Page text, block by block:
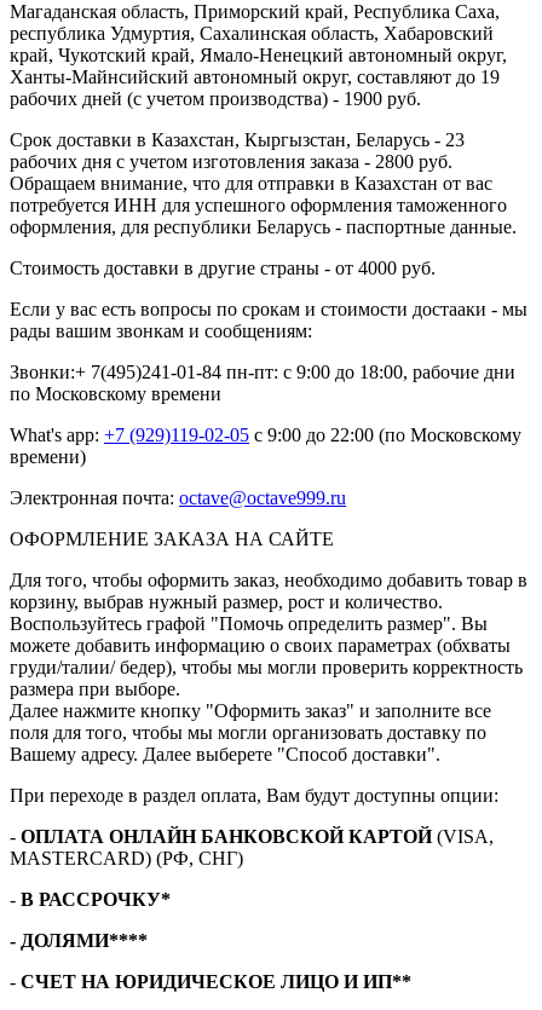
Магаданская область, Приморский край, Республика Саха,
республика Удмуртия, Сахалинская область, Хабаровский
край, Чукотский край, Ямало-Ненецкий автономный округ,
Ханты-Майнсийский автономный округ, составляют до 19
рабочих дней (с учетом производства) - 1900 руб.
Срок доставки в Казахстан, Кыргызстан, Беларусь - 23
рабочих дня с учетом изготовления заказа - 2800 руб.
Обращаем внимание, что для отправки в Казахстан от вас
потребуется ИНН для успешного оформления таможенного
оформления, для республики Беларусь - паспортные данные.
Стоимость доставки в другие страны - от 4000 руб.
Если у вас есть вопросы по срокам и стоимости достааки - мы
рады вашим звонкам и сообщениям:
Звонки:+ 7(495)241-01-84 пн-пт: с 9:00 до 18:00, рабочие дни
по Московскому времени
What's app: +7 (929)119-02-05 с 9:00 до 22:00 (по Московскому
времени)
Электронная почта: octave@octave999.ru
ОФОРМЛЕНИЕ ЗАКАЗА НА САЙТЕ
Для того, чтобы оформить заказ, необходимо добавить товар в
корзину, выбрав нужный размер, рост и количество.
Воспользуйтесь графой "Помочь определить размер". Вы
можете добавить информацию о своих параметрах (обхваты
груди/талии/ бедер), чтобы мы могли проверить корректность
размера при выборе.
Далее нажмите кнопку "Оформить заказ" и заполните все
поля для того, чтобы мы могли организовать доставку по
Вашему адресу. Далее выберете "Способ доставки".
При переходе в раздел оплата, Вам будут доступны опции:
- ОПЛАТА ОНЛАЙН БАНКОВСКОЙ КАРТОЙ(VISA,
MASTERCARD) (РФ, СНГ)
- В РАССРОЧКУ*
- ДОЛЯМИ****
- СЧЕТ НА ЮРИДИЧЕСКОЕ ЛИЦО И ИП**